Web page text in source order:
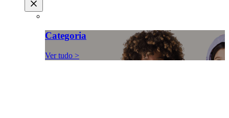
Categoria
Ver tudo >